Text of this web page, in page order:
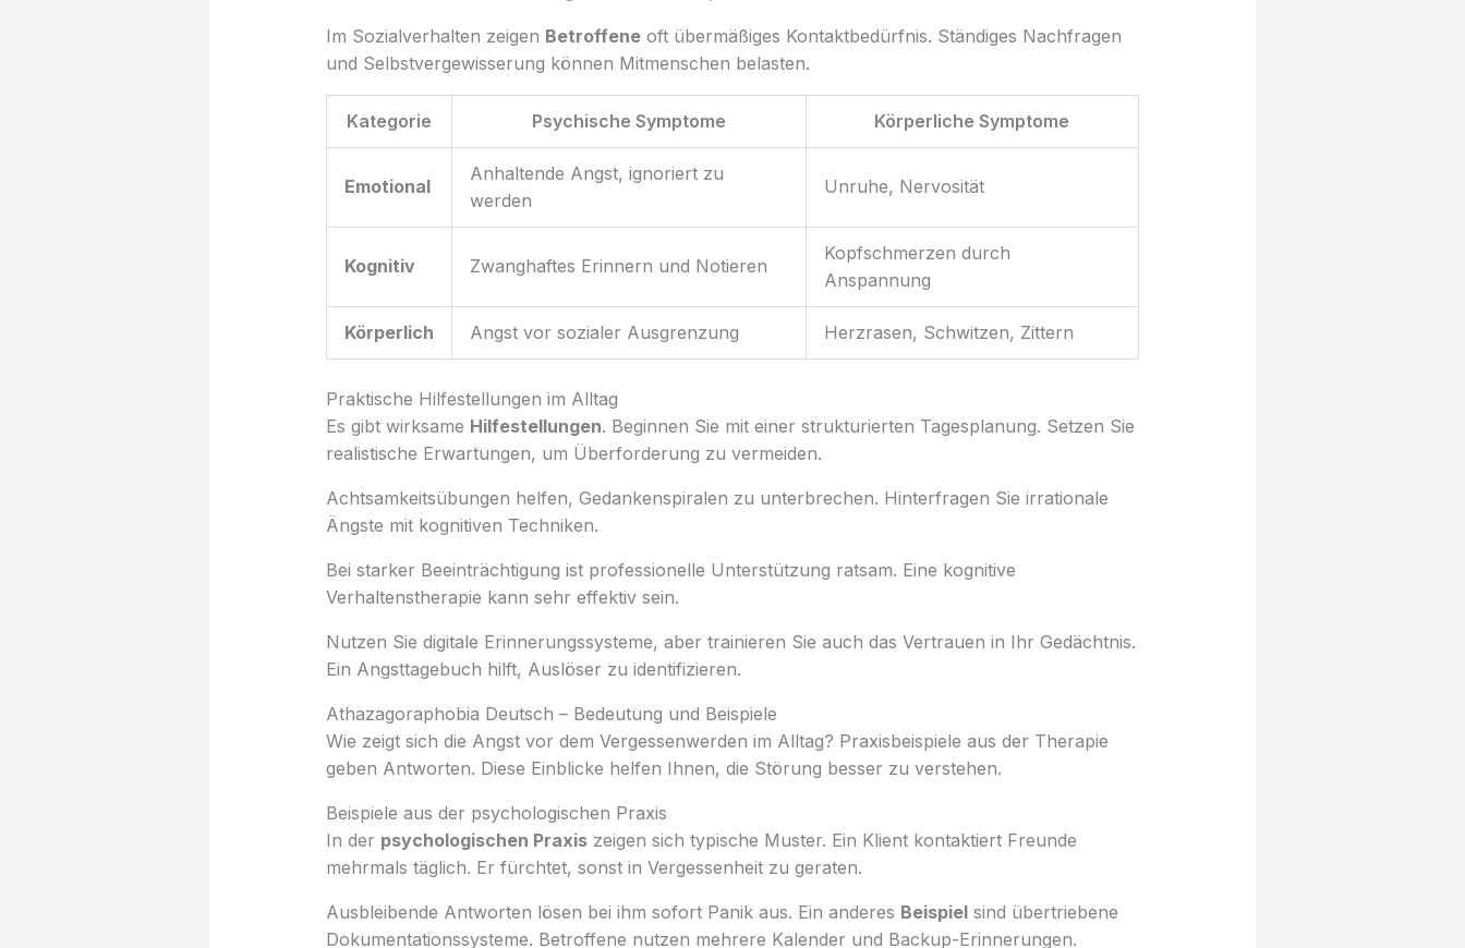
Im Sozialverhalten zeigen Betroffeneoft übermäßiges Kontaktbedürfnis. Ständiges Nachfragen
und Selbstvergewisserung können Mitmenschen belasten.
Kategorie Psychische Symptome Körperliche Symptome
Emotional
Anhaltende Angst, ignoriert zu
werden
Unruhe, Nervosität
Kognitiv Zwanghaftes Erinnern und Notieren
Kopfschmerzen durch
Anspannung
Körperlich Angst vor sozialer Ausgrenzung Herzrasen, Schwitzen, Zittern
Praktische Hilfestellungen im Alltag
Es gibt wirksame Hilfestellungen. Beginnen Sie mit einer strukturierten Tagesplanung. Setzen Sie
realistische Erwartungen, um Überforderung zu vermeiden.
Achtsamkeitsübungen helfen, Gedankenspiralen zu unterbrechen. Hinterfragen Sie irrationale
Ängste mit kognitiven Techniken.
Bei starker Beeinträchtigung ist professionelle Unterstützung ratsam. Eine kognitive
Verhaltenstherapie kann sehr effektiv sein.
Nutzen Sie digitale Erinnerungssysteme, aber trainieren Sie auch das Vertrauen in Ihr Gedächtnis.
Ein Angsttagebuch hilft, Auslöser zu identifizieren.
Athazagoraphobia Deutsch – Bedeutung und Beispiele
Wie zeigt sich die Angst vor dem Vergessenwerden im Alltag? Praxisbeispiele aus der Therapie
geben Antworten. Diese Einblicke helfen Ihnen, die Störung besser zu verstehen.
Beispiele aus der psychologischen Praxis
In der psychologischen Praxiszeigen sich typische Muster. Ein Klient kontaktiert Freunde
mehrmals täglich. Er fürchtet, sonst in Vergessenheit zu geraten.
Ausbleibende Antworten lösen bei ihm sofort Panik aus. Ein anderes Beispielsind übertriebene
Dokumentationssysteme. Betroffene nutzen mehrere Kalender und Backup-Erinnerungen.